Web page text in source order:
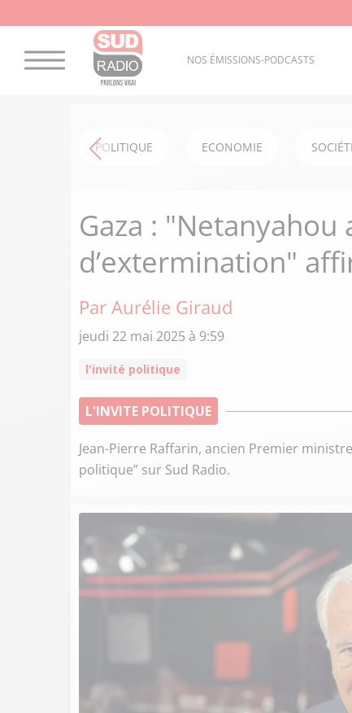
NOS ÉMISSIONS-PODCASTS
POLITIQUE ECONOMIE
Gaza :
d’extermination"
Par Aurélie Giraud
jeudi 22 mai 2025 à 9:59
l'invité politique
L'INVITE POLITIQUE
Jean-Pierre Raffarin, ancien Premier
politique” sur Sud Radio.